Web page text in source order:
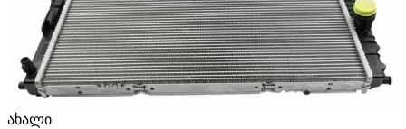
ახალი